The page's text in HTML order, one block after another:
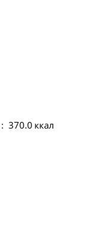
: 370.0 ккал